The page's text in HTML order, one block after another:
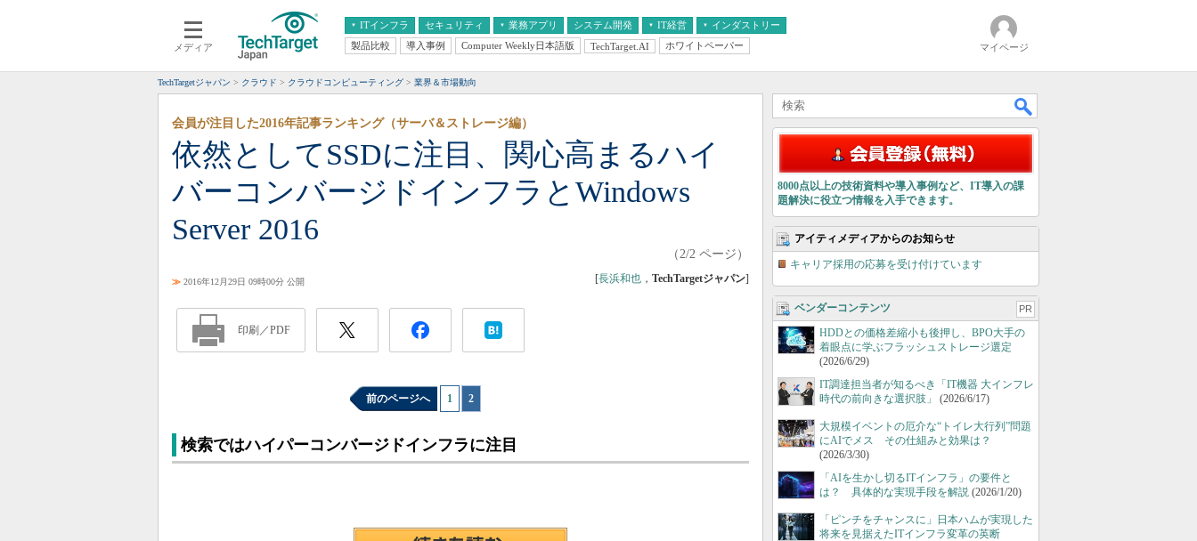
メディア
ITインフラ
クラウド
スマートモバイル
ネットワーク
システム運用管理
セキュリティ 業務アプリ
エンタープライズAI
ERP
CX
情報系システム
システム開発 IT経営
経営とIT
インダストリー
医療IT
製品比較 導入事例 Computer Weekly日本語版 TechTarget.AI ホワイトペーパー マイページ
TechTargetジャパン クラウド クラウドコンピューティング 業界＆市場動向
依然としてSSDに注目、関心高まるハイ
バーコンバージドインフラとWindows
Server 2016
会員が注目した2016年記事ランキング（サーバ＆ストレージ編）
（2/2 ページ）
≫ 2016年12月29日 09時00分 公開 [長浜和也 ， TechTargetジャパン]
印刷／PDF
前のページへ 1 2
検索ではハイパーコンバージドインフラに注目
8000点以上の技術資料や導入事例など、IT導入の課
題解決に役立つ情報を入手できます。
アイティメディアからのお知らせ
キャリア採用の応募を受け付けています
ベンダーコンテンツ PR
HDDとの価格差縮小も後押し、BPO大手の
着眼点に学ぶフラッシュストレージ選定
(2026/6/29)
IT調達担当者が知るべき「IT機器 大インフレ
時代の前向きな選択肢」
(2026/6/17)
大規模イベントの厄介な“トイレ大行列”問題
にAIでメス その仕組みと効果は？
(2026/3/30)
「AIを生かし切るITインフラ」の要件と
は？ 具体的な実現手段を解説 (2026/1/20)
「ピンチをチャンスに」日本ハムが実現した
将来を見据えたITインフラ変革の英断